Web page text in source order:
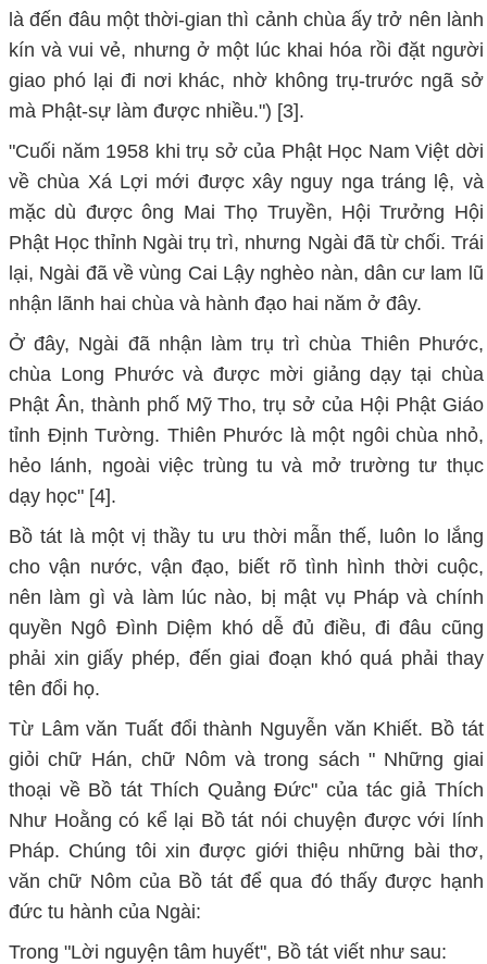
là đến đâu một thời-gian thì cảnh chùa ấy trở nên lành
kín và vui vẻ, nhưng ở một lúc khai hóa rồi đặt người
giao phó lại đi nơi khác, nhờ không trụ-trước ngã sở
mà Phật-sự làm được nhiều.") [3].
"Cuối năm 1958 khi trụ sở của Phật Học Nam Việt dời
về chùa Xá Lợi mới được xây nguy nga tráng lệ, và
mặc dù được ông Mai Thọ Truyền, Hội Trưởng Hội
Phật Học thỉnh Ngài trụ trì, nhưng Ngài đã từ chối. Trái
lại, Ngài đã về vùng Cai Lậy nghèo nàn, dân cư lam lũ
nhận lãnh hai chùa và hành đạo hai năm ở đây.
Ở đây, Ngài đã nhận làm trụ trì chùa Thiên Phước,
chùa Long Phước và được mời giảng dạy tại chùa
Phật Ân, thành phố Mỹ Tho, trụ sở của Hội Phật Giáo
tỉnh Định Tường. Thiên Phước là một ngôi chùa nhỏ,
hẻo lánh, ngoài việc trùng tu và mở trường tư thục
dạy học" [4].
Bồ tát là một vị thầy tu ưu thời mẫn thế, luôn lo lắng
cho vận nước, vận đạo, biết rõ tình hình thời cuộc,
nên làm gì và làm lúc nào, bị mật vụ Pháp và chính
quyền Ngô Đình Diệm khó dễ đủ điều, đi đâu cũng
phải xin giấy phép, đến giai đoạn khó quá phải thay
tên đổi họ.
Từ Lâm văn Tuất đổi thành Nguyễn văn Khiết. Bồ tát
giỏi chữ Hán, chữ Nôm và trong sách " Những giai
thoại về Bồ tát Thích Quảng Đức" của tác giả Thích
Như Hoằng có kể lại Bồ tát nói chuyện được với lính
Pháp. Chúng tôi xin được giới thiệu những bài thơ,
văn chữ Nôm của Bồ tát để qua đó thấy được hạnh
đức tu hành của Ngài:
Trong "Lời nguyện tâm huyết", Bồ tát viết như sau: